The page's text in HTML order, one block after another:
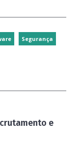
Segurança
e